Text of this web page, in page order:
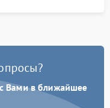
Вами в ближайшее